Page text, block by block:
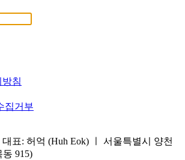
침
집거부
표: 허억 (Huh Eok) ㅣ 서울특별시 양천
동 915)